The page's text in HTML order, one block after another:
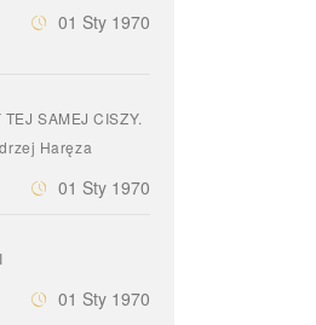
01 Sty 1970
SAMEJ CISZY.
Haręza
01 Sty 1970
01 Sty 1970